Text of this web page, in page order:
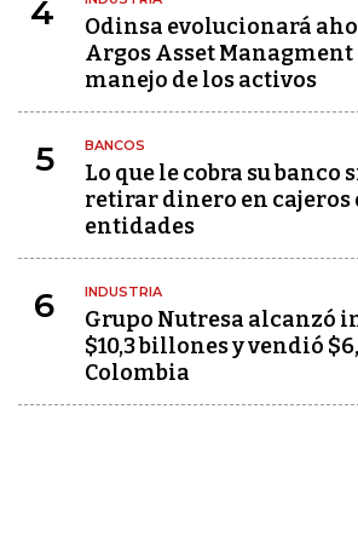
4
Odinsa evolucionará
Argos Asset Managment
manejo de los activos
5 BANCOS
Lo que le cobra su banco
retirar dinero en cajeros
entidades
6 INDUSTRIA
Grupo Nutresa alcanzó
$10,3 billones y vendió
Colombia